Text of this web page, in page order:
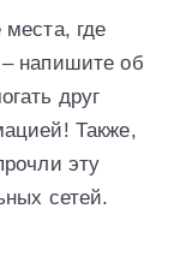
где
напишите об
друг
Также,
эту
сетей.